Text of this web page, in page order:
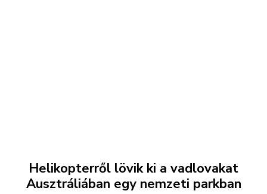
Helikopterről lövik ki a vadlovakat
Ausztráliában egy nemzeti parkban